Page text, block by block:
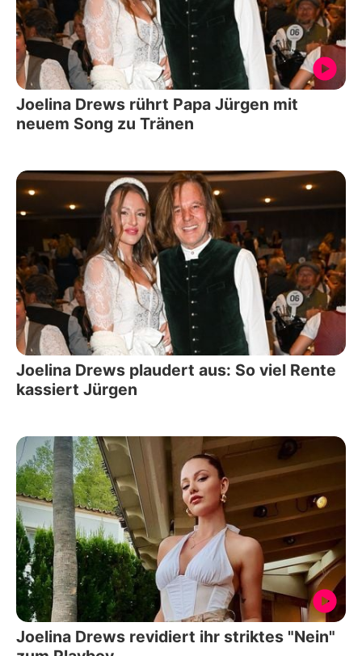
Joelina Drews rührt Papa Jürgen mit
neuem Song zu Tränen
Joelina Drews plaudert aus: So viel Rente
kassiert Jürgen
Joelina Drews revidiert ihr striktes "Nein"